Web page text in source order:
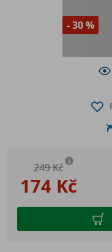
- 30 %
174 Kč
249 Kč i